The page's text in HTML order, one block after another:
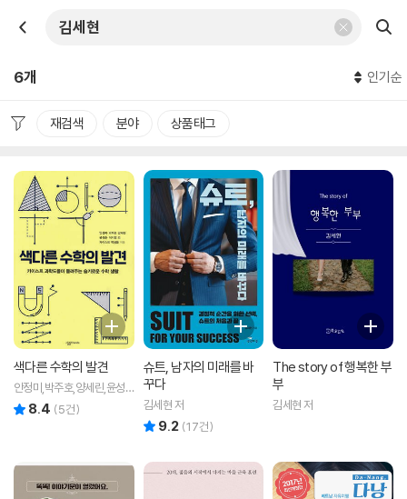
6개 인기순
재검색 분야 상품태그
색다른 수학의 발견
안정미,박주호,양세린,윤성
준,이서영 등저
8.4 (5건)
슈트, 남자의 미래를 바
꾸다
김세현 저
9.2 (17건)
The story of 행복한 부
부
김세현 저